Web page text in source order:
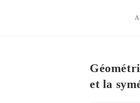
et la